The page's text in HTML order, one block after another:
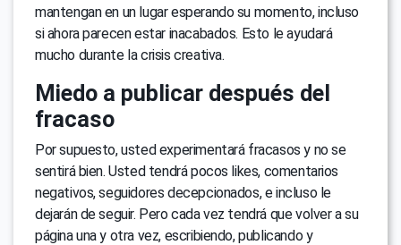
mantengan en un lugar esperando su momento, incluso
si ahora parecen estar inacabados. Esto le ayudará
mucho durante la crisis creativa.
Miedo a publicar después del
fracaso
Por supuesto, usted experimentará fracasos y no se
sentirá bien. Usted tendrá pocos likes, comentarios
negativos, seguidores decepcionados, e incluso le
dejarán de seguir. Pero cada vez tendrá que volver a su
página una y otra vez, escribiendo, publicando y